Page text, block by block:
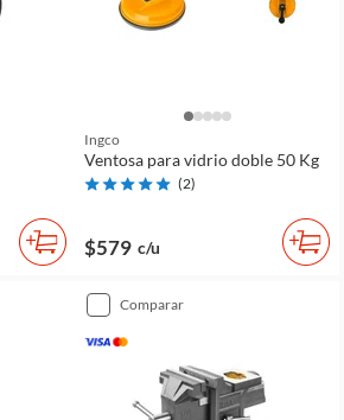
Ingco
Ventosa para vidrio doble 50 Kg
(2)
$579 c/u
comparar